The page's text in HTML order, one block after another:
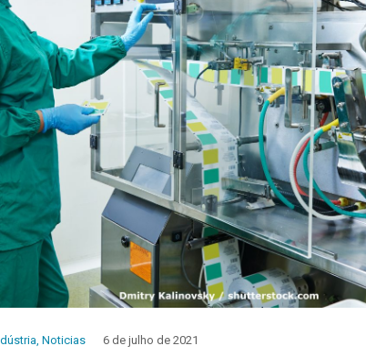
, Noticias 6 de julho de 2021